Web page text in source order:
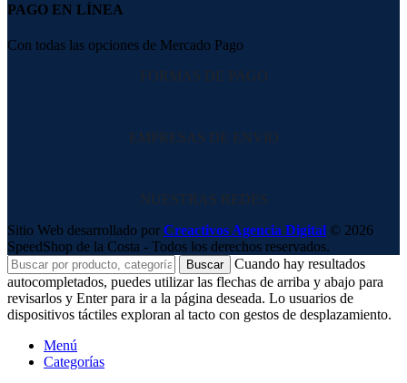
PAGO EN LÍNEA
Con todas las opciones de Mercado Pago
FORMAS DE PAGO
EMPRESAS DE ENVIO
NUESTRAS REDES
Sitio Web desarrollado por Creactivos Agencia Digital © 2026
SpeedShop de la Costa - Todos los derechos reservados.
Buscar
Cuando hay resultados
autocompletados, puedes utilizar las flechas de arriba y abajo para
revisarlos y Enter para ir a la página deseada. Lo usuarios de
dispositivos táctiles exploran al tacto con gestos de desplazamiento.
Menú
Categorías